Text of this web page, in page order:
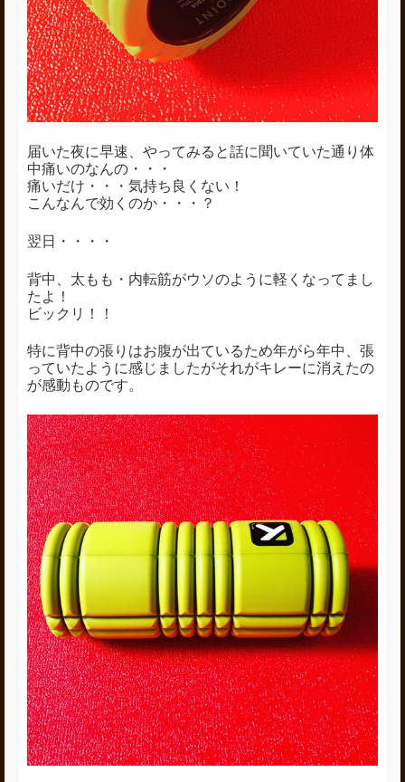
届いた夜に早速、やってみると話に聞いていた通り体
中痛いのなんの・・・
痛いだけ・・・気持ち良くない！
こんなんで効くのか・・・？
翌日・・・・
背中、太もも・内転筋がウソのように軽くなってまし
たよ！
ビックリ！！
特に背中の張りはお腹が出ているため年がら年中、張
っていたように感じましたがそれがキレーに消えたの
が感動ものです。